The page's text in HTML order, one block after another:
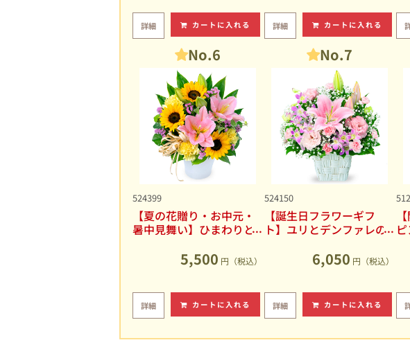
詳細 カートに入れる 詳細 カートに入れる
No.6
524399
【夏の花贈り・お中元・
暑中見舞い】ひまわりと
5,500 円（税込）
詳細 カートに入れる
No.7
524150
【誕生日フラワーギフ
ト】ユリとデンファレの
6,050 円（税込）
詳細 カートに入れる